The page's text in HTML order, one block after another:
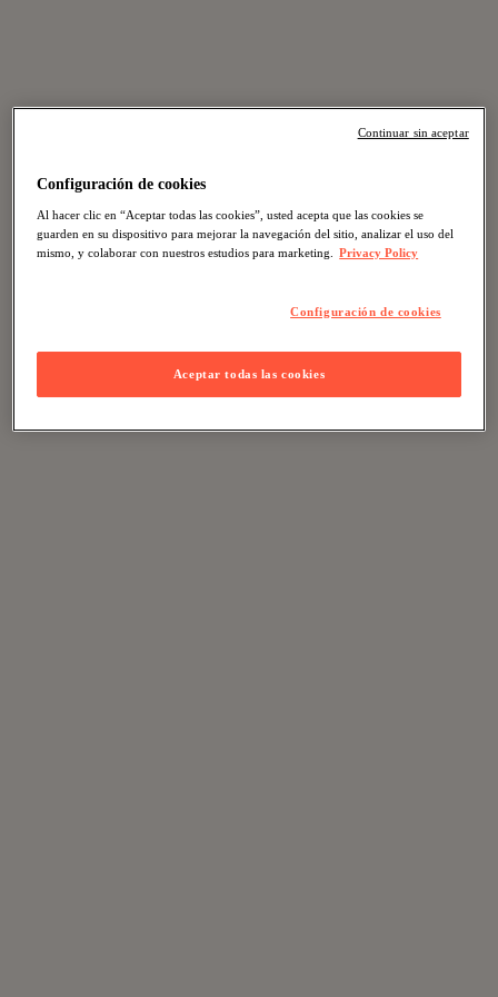
Configuración de cookies
Al hacer clic en “Aceptar todas las cookies”, usted acepta que las cookies se
guarden en su dispositivo para mejorar la navegación del sitio, analizar el uso del
mismo, y colaborar con nuestros estudios para marketing. Privacy Policy
Configuración de cookies
Aceptar todas las cookies
Continuar sin aceptar